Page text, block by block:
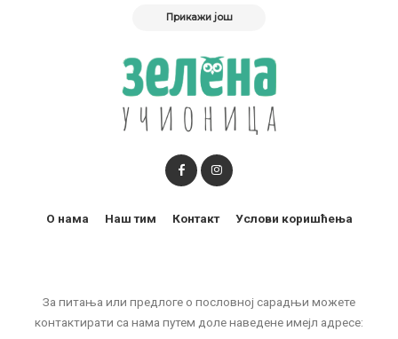
Прикажи још
За питања или предлоге о пословној сарадњи можете
контактирати са нама путем доле наведене имејл адресе:
О нама Наш тим Контакт Услови коришћења